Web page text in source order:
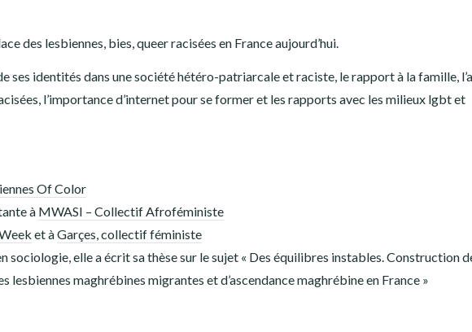
des lesbiennes, bies, queer racisées en France aujourd’hui.
ses identités dans une société hétéro-patriarcale et raciste, le rapport à la famille,
l’importance d’internet pour se former et les rapports avec les milieux lgbt et
Of Color
à MWASI – Collectif Afroféministe
et àGarçes, collectif féministe
sociologie, elle a écrit sa thèse sur le sujet « Des équilibres instables. Construction
lesbiennes maghrébines migrantes et d’ascendance maghrébine en France »